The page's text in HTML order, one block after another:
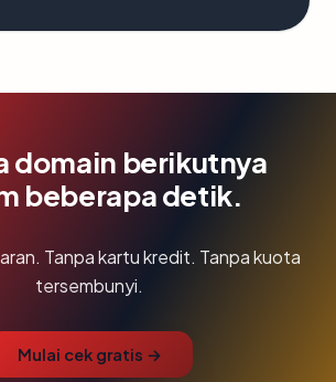
domain berikutnya
beberapa detik.
Tanpa kartu kredit. Tanpa kuota
tersembunyi.
Mulai cek gratis →